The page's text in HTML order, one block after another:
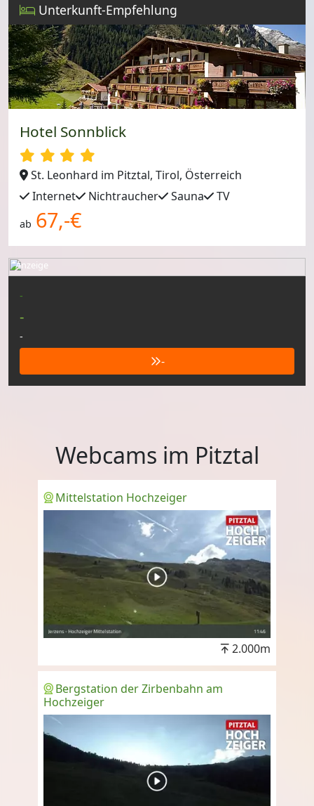
Unterkunft-Empfehlung
Hotel Sonnblick
St. Leonhard im Pitztal, Tirol, Österreich
Internet
Nichtraucher Sauna TV
ab 67,-€
-
-
-
-
Anzeige
Webcams im Pitztal
Mittelstation Hochzeiger
2.000m
Bergstation der Zirbenbahn am
Hochzeiger